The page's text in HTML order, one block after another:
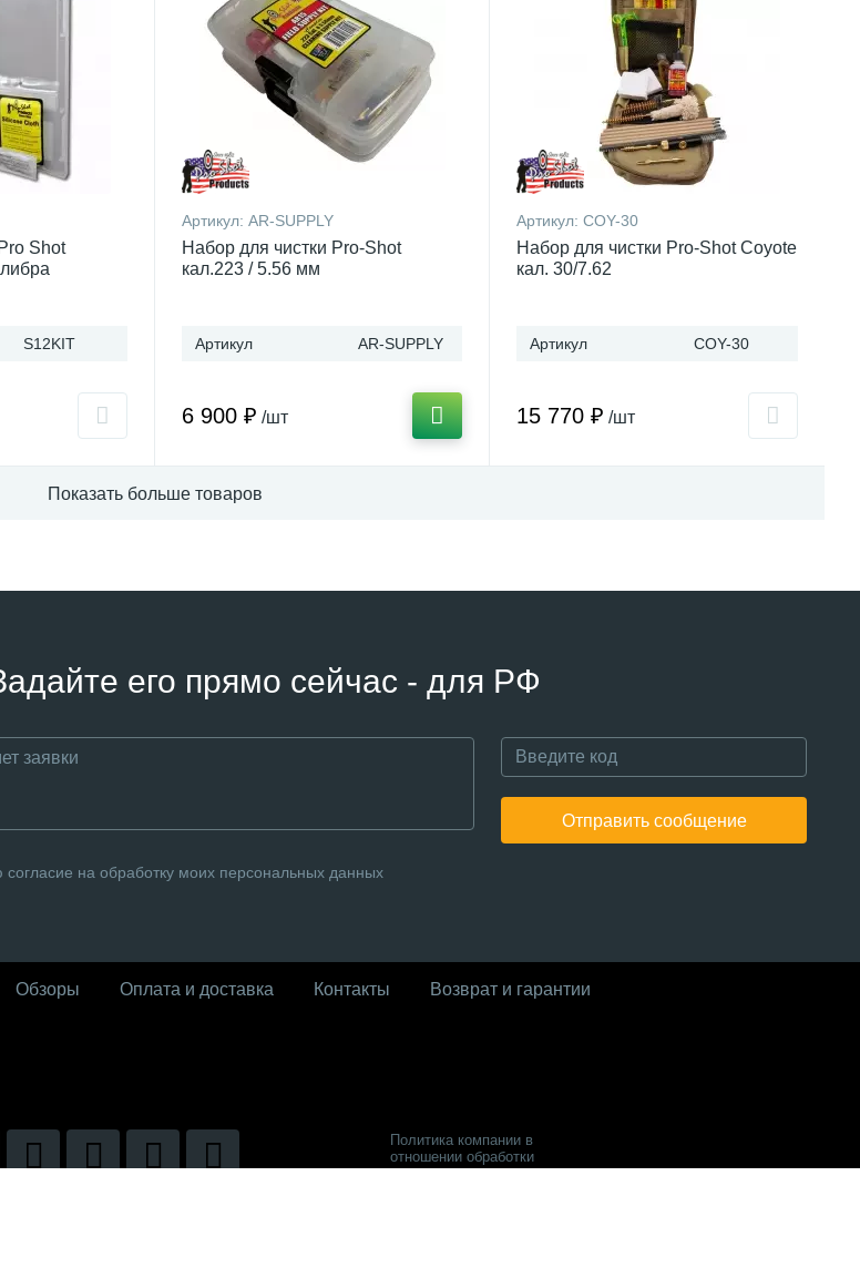
Shot
S12KIT
Артикул: AR-SUPPLY
Набор для чистки Pro-Shot
кал.223 / 5.56 мм
Артикул AR-SUPPLY
6 900 ₽ /шт
Артикул: COY-30
Набор для чистки Pro-Shot Coyote
кал. 30/7.62
Артикул COY-30
15 770 ₽ /шт
Показать больше товаров
его прямо сейчас - для РФ
Отправить сообщение
на обработку моих персональных данных
Обзоры Оплата и доставка Контакты Возврат и гарантии
Политика компании в
отношении обработки
персональных данных